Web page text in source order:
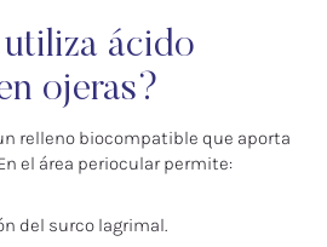
ácido
ojeras?
relleno biocompatible que aporta
el área periocular permite:
del surco lagrimal.